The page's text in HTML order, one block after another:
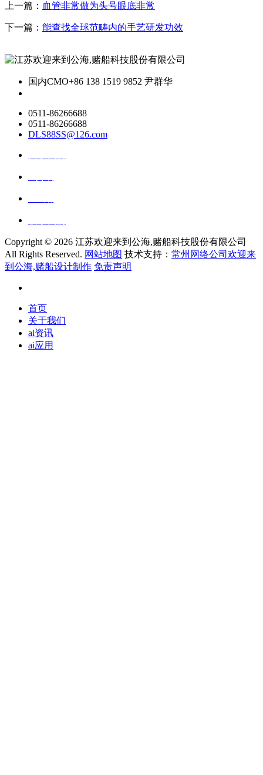
上一篇： 血管非常做为头号眼底非常
下一篇： 能查找全球范畴内的手艺研发功效
国内CMO+86 138 1519 9852 尹群华
0511-86266688
0511-86266688
DLS88SS@126.com
Copyright © 2026 江苏欢迎来到公海,赌船科技股份有限公司
All Rights Reserved. 网站地图 技术支持： 常州网络公司欢迎来
到公海,赌船设计制作 免责声明
首页
关于我们
ai资讯
ai应用